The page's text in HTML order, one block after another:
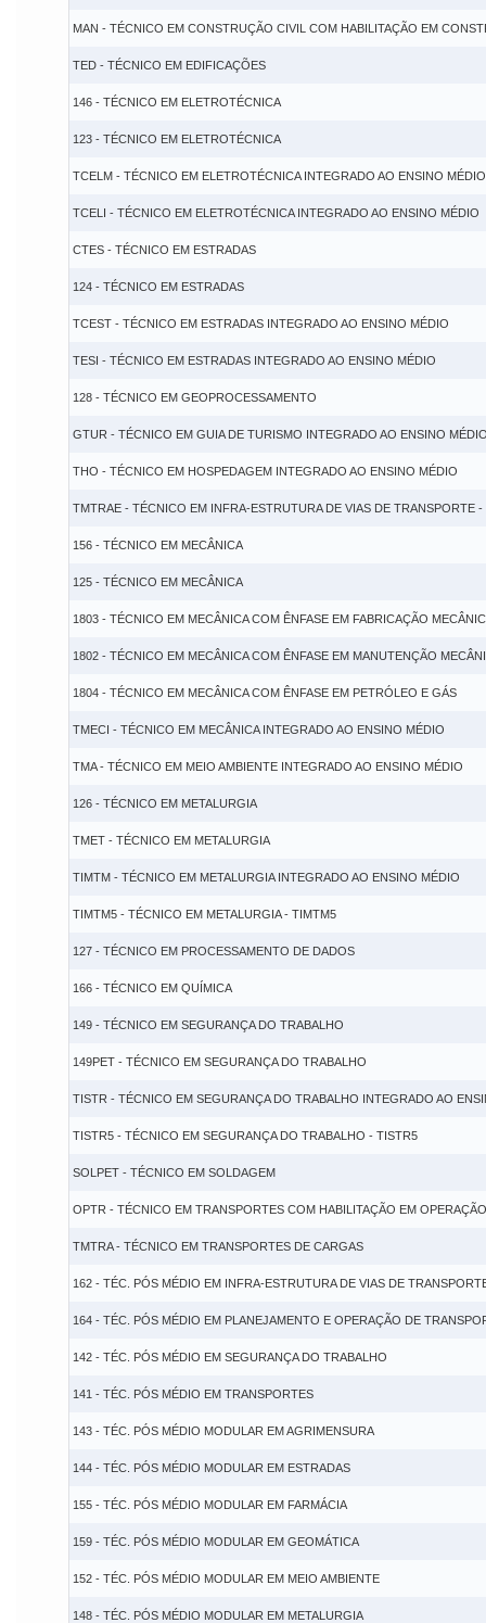
MAN - TÉCNICO EM CONSTRUÇÃO CIVIL COM HABILITAÇÃO EM
TED - TÉCNICO EM EDIFICAÇÕES
146 - TÉCNICO EM ELETROTÉCNICA
123 - TÉCNICO EM ELETROTÉCNICA
TCELM - TÉCNICO EM ELETROTÉCNICA INTEGRADO AO ENSINO MÉDIO
TCELI - TÉCNICO EM ELETROTÉCNICA INTEGRADO AO ENSINO MÉDIO
CTES - TÉCNICO EM ESTRADAS
124 - TÉCNICO EM ESTRADAS
TCEST - TÉCNICO EM ESTRADAS INTEGRADO AO ENSINO MÉDIO
TESI - TÉCNICO EM ESTRADAS INTEGRADO AO ENSINO MÉDIO
128 - TÉCNICO EM GEOPROCESSAMENTO
GTUR - TÉCNICO EM GUIA DE TURISMO INTEGRADO AO ENSINO
THO - TÉCNICO EM HOSPEDAGEM INTEGRADO AO ENSINO MÉDIO
TMTRAE - TÉCNICO EM INFRA-ESTRUTURA DE VIAS DE TRANSPORTE
156 - TÉCNICO EM MECÂNICA
125 - TÉCNICO EM MECÂNICA
1803 - TÉCNICO EM MECÂNICA COM ÊNFASE EM FABRICAÇÃO
1802 - TÉCNICO EM MECÂNICA COM ÊNFASE EM MANUTENÇÃO
1804 - TÉCNICO EM MECÂNICA COM ÊNFASE EM PETRÓLEO E GÁS
TMECI - TÉCNICO EM MECÂNICA INTEGRADO AO ENSINO MÉDIO
TMA - TÉCNICO EM MEIO AMBIENTE INTEGRADO AO ENSINO MÉDIO
126 - TÉCNICO EM METALURGIA
TMET - TÉCNICO EM METALURGIA
TIMTM - TÉCNICO EM METALURGIA INTEGRADO AO ENSINO MÉDIO
TIMTM5 - TÉCNICO EM METALURGIA - TIMTM5
127 - TÉCNICO EM PROCESSAMENTO DE DADOS
166 - TÉCNICO EM QUÍMICA
149 - TÉCNICO EM SEGURANÇA DO TRABALHO
149PET - TÉCNICO EM SEGURANÇA DO TRABALHO
TISTR - TÉCNICO EM SEGURANÇA DO TRABALHO INTEGRADO AO
TISTR5 - TÉCNICO EM SEGURANÇA DO TRABALHO - TISTR5
SOLPET - TÉCNICO EM SOLDAGEM
OPTR - TÉCNICO EM TRANSPORTES COM HABILITAÇÃO EM
TMTRA - TÉCNICO EM TRANSPORTES DE CARGAS
162 - TÉC. PÓS MÉDIO EM INFRA-ESTRUTURA DE VIAS DE
164 - TÉC. PÓS MÉDIO EM PLANEJAMENTO E OPERAÇÃO DE
142 - TÉC. PÓS MÉDIO EM SEGURANÇA DO TRABALHO
141 - TÉC. PÓS MÉDIO EM TRANSPORTES
143 - TÉC. PÓS MÉDIO MODULAR EM AGRIMENSURA
144 - TÉC. PÓS MÉDIO MODULAR EM ESTRADAS
155 - TÉC. PÓS MÉDIO MODULAR EM FARMÁCIA
159 - TÉC. PÓS MÉDIO MODULAR EM GEOMÁTICA
152 - TÉC. PÓS MÉDIO MODULAR EM MEIO AMBIENTE
148 - TÉC. PÓS MÉDIO MODULAR EM METALURGIA